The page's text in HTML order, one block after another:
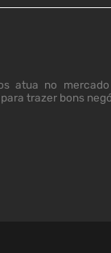
atua no
trazer bons